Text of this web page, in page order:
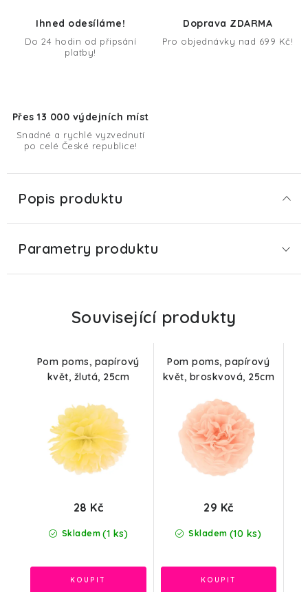
Ihned odesíláme!
Do 24 hodin od připsání
platby!
Doprava ZDARMA
Pro objednávky nad 699 Kč!
Přes 13 000 výdejních míst
Snadné a rychlé vyzvednutí
po celé České republice!
Popis produktu
Parametry produktu
Související produkty
Pom poms, papírový
květ, žlutá, 25cm
Skladem (1 ks)
28 Kč
Pom poms, papírový
květ, broskvová, 25cm
Skladem (10 ks)
29 Kč